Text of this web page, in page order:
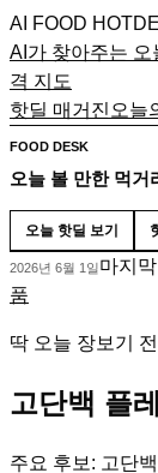
AI FOOD
AI가 찾아주는 오
격 지도
핫딜 매거진 오늘
FOOD DESK
오늘 볼 만한 먹거
오늘 핫딜 보기
2026년 6월 1일 마지
품
딱 오늘 장보기
고단백 플
주요 후보: 고단